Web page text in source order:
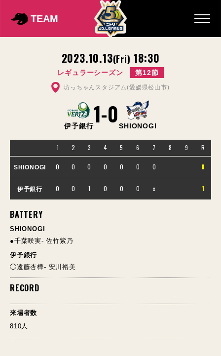
TEAM
2023.10.13(Fri) 18:30
レギュラーシーズン 第12節
坊っちゃんスタジアム(愛媛県松山市)
伊予銀行1-0SHIONOGI
1 2 3 4 5 6 7 8 9 R
SHIONOGI 0 0 0 0 0 0 0 0
伊予銀行 0 0 1 0 0 0 x 1
BATTERY
SHIONOGI
●千葉咲実- 佐竹紫乃
伊予銀行
◯遠藤杏樺- 安川裕美
RECORD
来場者数
810人